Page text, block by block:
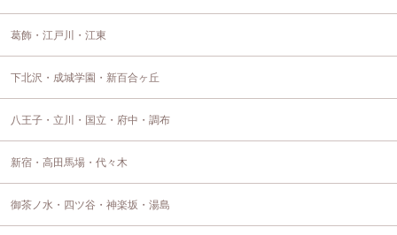
葛飾・江戸川・江東
下北沢・成城学園・新百合ヶ丘
八王子・立川・国立・府中・調布
新宿・高田馬場・代々木
御茶ノ水・四ツ谷・神楽坂・湯島